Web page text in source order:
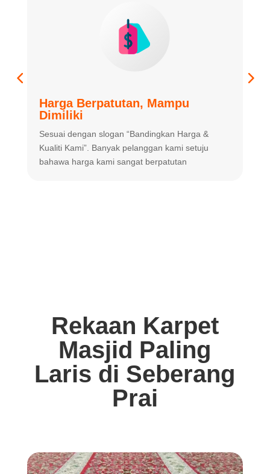
Harga Berpatutan, Mampu
Dimiliki
Sesuai dengan slogan “Bandingkan Harga &
Kualiti Kami”. Banyak pelanggan kami setuju
bahawa harga kami sangat berpatutan
Rekaan Karpet
Masjid Paling
Laris di Seberang
Prai